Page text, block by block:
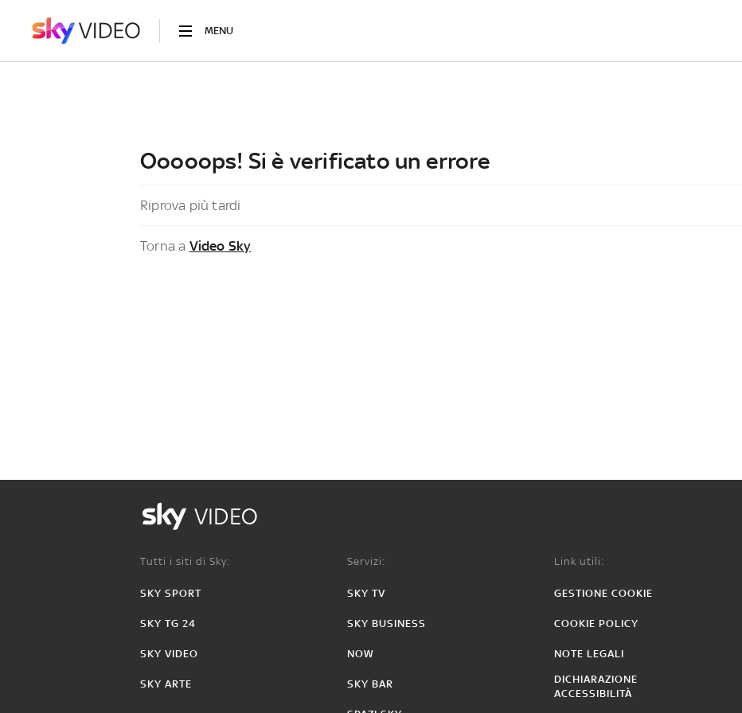
MENU
Ooooops! Si è verificato un errore
Riprova più tardi
Torna a Video Sky
VIDEO
Tutti i siti di Sky:
SKY SPORT
SKY TG 24
SKY VIDEO
SKY ARTE
Servizi:
SKY TV
SKY BUSINESS
NOW
SKY BAR
Link utili:
GESTIONE COOKIE
COOKIE POLICY
NOTE LEGALI
DICHIARAZIONE
ACCESSIBILITÀ